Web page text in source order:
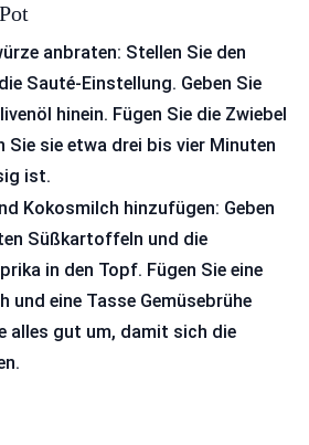
anbraten: Stellen Sie den
Sauté-Einstellung. Geben Sie
hinein. Fügen Sie die Zwiebel
Sie sie etwa drei bis vier Minuten
ist.
Kokosmilch hinzufügen: Geben
Süßkartoffeln und die
in den Topf. Fügen Sie eine
und eine Tasse Gemüsebrühe
alles gut um, damit sich die